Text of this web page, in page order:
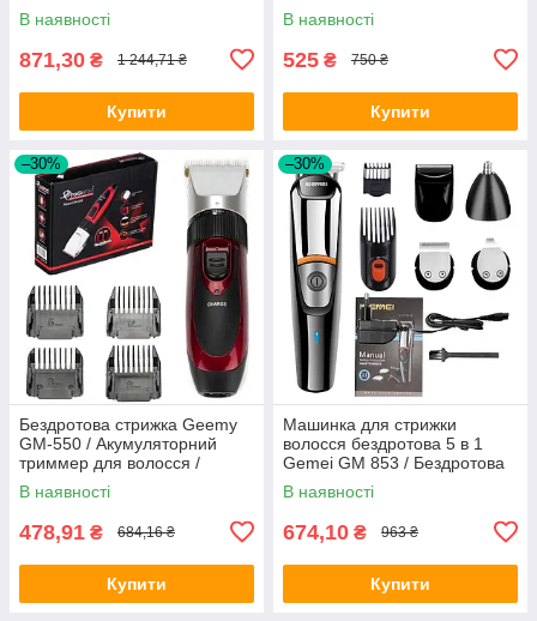
Портативна акумуляторна
бритва
В наявності
871,30 ₴ 1 244,71 ₴
Купити
стрижки вусів, бороди /
Електробритва
В наявності
525 ₴ 750 ₴
Купити
–30%
Бездротова стрижка Geemy
GM-550 / Акумуляторний
триммер для волосся /
Електробритва з насадками
В наявності
478,91 ₴ 684,16 ₴
Купити
–30%
Машинка для стрижки
волосся бездротова 5 в 1
Gemei GM 853 / Бездротова
машинка для волосся
В наявності
674,10 ₴ 963 ₴
Купити